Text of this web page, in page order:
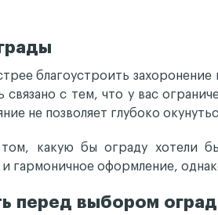
благоустроить
с тем, что у вас
не позволяет глубоко
том, какую бы ограду хотели
гармоничное оформление,
перед выбором